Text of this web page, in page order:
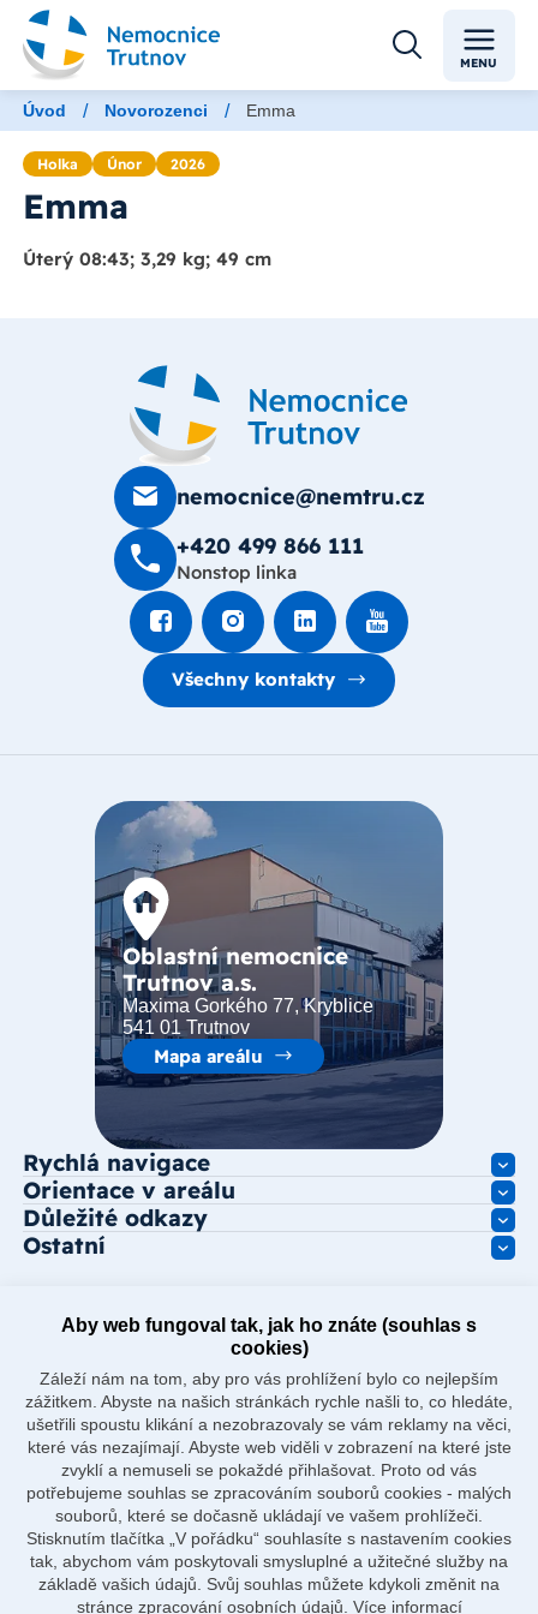
MENU
Úvod / Novorozenci / Emma
Holka Únor 2026
Emma
Úterý 08:43; 3,29 kg; 49 cm
nemocnice@nemtru.cz
+420 499 8­66 111
Nonstop linka
Všechny kontakty
Oblastní nemocnice
Trutnov a.s.
Maxima Gorkého 77, Kryblice
541 01 Trutnov
Mapa areálu
Rychlá navigace
Orientace v areálu
Důležité odkazy
Ostatní
Aby web fungoval tak, jak ho znáte (souhlas s
cookies)
Záleží nám na tom, aby pro vás prohlížení bylo co nejlepším
zážitkem. Abyste na našich stránkách rychle našli to, co hledáte,
ušetřili spoustu klikání a nezobrazovaly se vám reklamy na věci,
které vás nezajímají. Abyste web viděli v zobrazení na které jste
zvyklí a nemuseli se pokaždé přihlašovat. Proto od vás
potřebujeme souhlas se zpracováním souborů cookies - malých
souborů, které se dočasně ukládají ve vašem prohlížeči.
Stisknutím tlačítka „V pořádku“ souhlasíte s nastavením cookies
tak, abychom vám poskytovali smysluplné a užitečné služby na
základě vašich údajů. Svůj souhlas můžete kdykoli změnit na
stránce zpracování osobních údajů. Více informací